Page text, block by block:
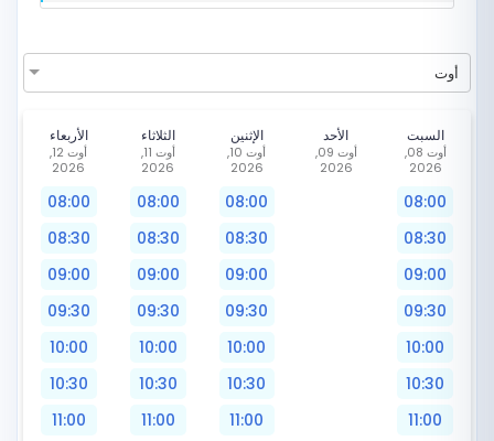
أوت
الأربعاء
أوت 12,
2026
08:00
08:30
09:00
09:30
10:00
10:30
11:00
الثلاثاء
أوت 11,
2026
08:00
08:30
09:00
09:30
10:00
10:30
11:00
الإثنين
أوت 10,
2026
08:00
08:30
09:00
09:30
10:00
10:30
11:00
الأحد
أوت 09,
2026
السبت
أوت 08,
2026
08:00
08:30
09:00
09:30
10:00
10:30
11:00